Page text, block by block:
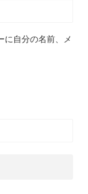
に自分の名前、メ